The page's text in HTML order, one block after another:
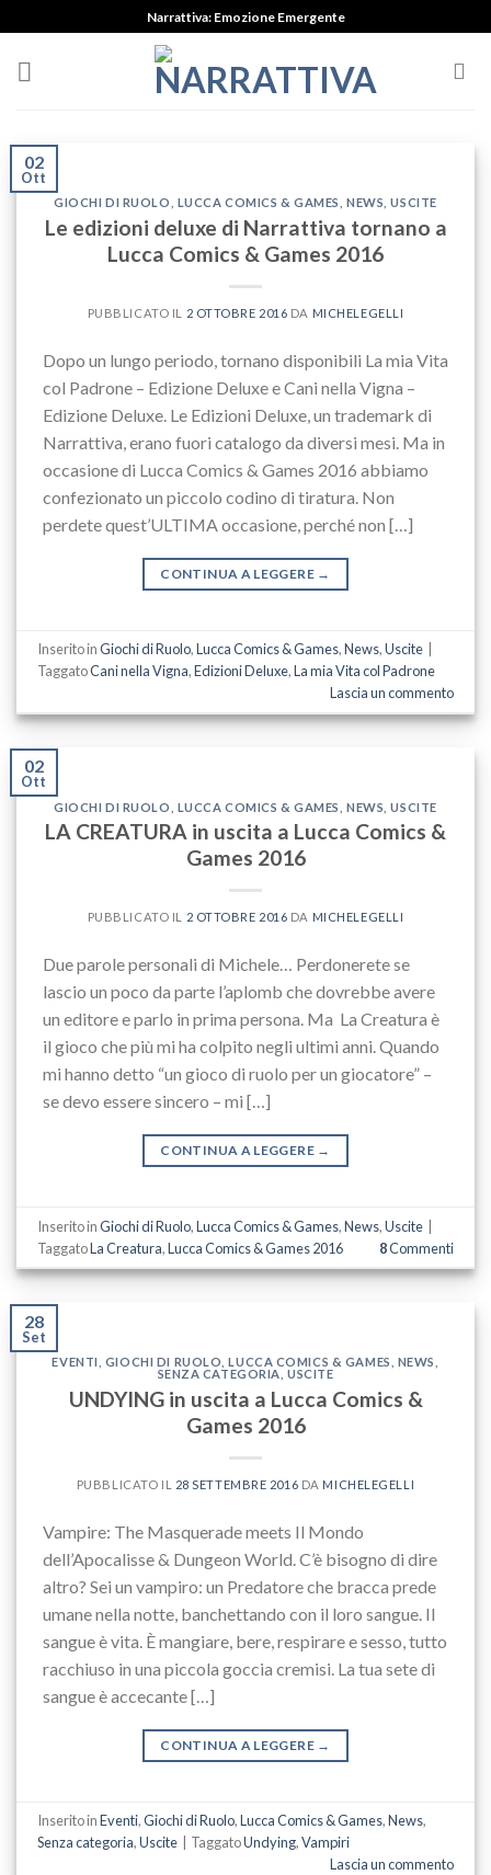
to
content
Narrattiva: Emozione Emergente
02
Ott
GIOCHI DI RUOLO LUCCA COMICS & GAMES ,NEWS ,USCITE
Le edizioni deluxe di Narrattiva tornano a
Lucca Comics & Games 2016
PUBBLICATO IL 2 OTTOBRE 2016 DA MICHELEGELLI
Dopo un lungo periodo, tornano disponibili La mia Vita
col Padrone – Edizione Deluxe e Cani nella Vigna –
Edizione Deluxe. Le Edizioni Deluxe, un trademark di
Narrattiva, erano fuori catalogo da diversi mesi. Ma in
occasione di Lucca Comics & Games 2016 abbiamo
confezionato un piccolo codino di tiratura. Non
perdete quest’ULTIMA occasione, perché non […]
CONTINUA A LEGGERE →
Inserito inGiochi di Ruolo,Lucca Comics & Games,News,Uscite
TaggatoCani nella Vigna,Edizioni Deluxe,La mia Vita col Padrone
Lascia un commento
02
Ott
GIOCHI DI RUOLO LUCCA COMICS & GAMES ,NEWS ,USCITE
LA CREATURA in uscita a Lucca Comics &
Games 2016
PUBBLICATO IL 2 OTTOBRE 2016 DA MICHELEGELLI
Due parole personali di Michele… Perdonerete se
lascio un poco da parte l’aplomb che dovrebbe avere
un editore e parlo in prima persona. Ma La Creatura è
il gioco che più mi ha colpito negli ultimi anni. Quando
mi hanno detto “un gioco di ruolo per un giocatore” –
se devo essere sincero – mi […]
CONTINUA A LEGGERE →
Inserito inGiochi di Ruolo,Lucca Comics & Games,News,Uscite
TaggatoLa Creatura,Lucca Comics & Games 2016 8Commenti
28
Set
EVENTI GIOCHI DI RUOLO ,LUCCA COMICS & GAMES NEWS
SENZA CATEGORIA ,USCITE
UNDYING in uscita a Lucca Comics &
Games 2016
PUBBLICATO IL 28 SETTEMBRE 2016 DA MICHELEGELLI
Vampire: The Masquerade meets Il Mondo
dell’Apocalisse & Dungeon World. C’è bisogno di dire
altro? Sei un vampiro: un Predatore che bracca prede
umane nella notte, banchettando con il loro sangue. Il
sangue è vita. È mangiare, bere, respirare e sesso, tutto
racchiuso in una piccola goccia cremisi. La tua sete di
sangue è accecante […]
CONTINUA A LEGGERE →
Inserito inEventi,Giochi di Ruolo,Lucca Comics & Games,News,
Senza categoria,Uscite TaggatoUndying,Vampiri
Lascia un commento